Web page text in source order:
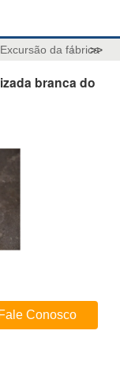
Excursão da fábrica
>>
branca do
Fale Conosco